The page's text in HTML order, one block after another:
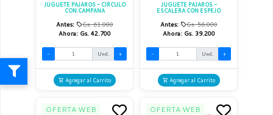
JUGUETE PAJAROS - CIRCULO
CON CAMPANA
Antes:
Gs. 61.000
Ahora: Gs. 42.700
- Und. +
Agregar al Carrito
JUGUETE PAJAROS -
ESCALERA CON ESPEJO
Antes:
Gs. 56.000
Ahora: Gs. 39.200
- Und. +
Agregar al Carrito
OFERTA WEB OFERTA WEB